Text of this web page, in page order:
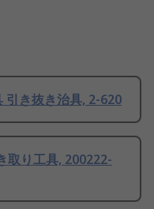
き抜き治具, 2-620
取り工具, 200222-